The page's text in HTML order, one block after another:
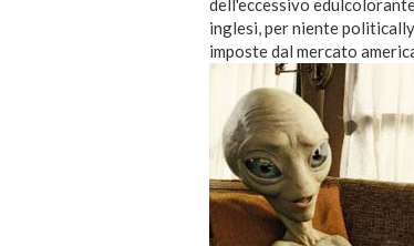
dell'eccessivo
inglesi, per niente
imposte dal mercato